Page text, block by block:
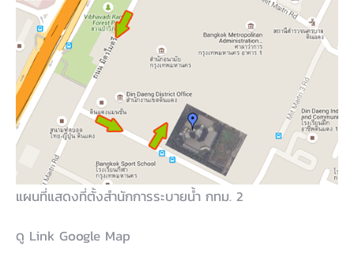
แผนที่แสดงที่ตั้งสำนักการระบายน้ำ กทม. 2
ดู Link Google Map